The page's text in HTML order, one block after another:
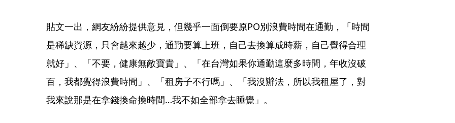
貼文一出，網友紛紛提供意見，但幾乎一面倒要原PO別浪費時間在通勤，「時間
是稀缺資源，只會越來越少，通勤要算上班，自己去換算成時薪，自己覺得合理
就好」、「不要，健康無敵寶貴」、「在台灣如果你通勤這麼多時間，年收沒破
百，我都覺得浪費時間」、「租房子不行嗎」、「我沒辦法，所以我租屋了，對
我來說那是在拿錢換命換時間…我不如全部拿去睡覺」。